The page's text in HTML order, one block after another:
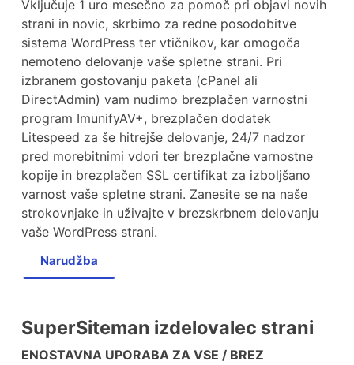
Vključuje 1 uro mesečno za pomoč pri objavi novih
strani in novic, skrbimo za redne posodobitve
sistema WordPress ter vtičnikov, kar omogoča
nemoteno delovanje vaše spletne strani. Pri
izbranem gostovanju paketa (cPanel ali
DirectAdmin) vam nudimo brezplačen varnostni
program ImunifyAV+, brezplačen dodatek
Litespeed za še hitrejše delovanje, 24/7 nadzor
pred morebitnimi vdori ter brezplačne varnostne
kopije in brezplačen SSL certifikat za izboljšano
varnost vaše spletne strani. Zanesite se na naše
strokovnjake in uživajte v brezskrbnem delovanju
vaše WordPress strani.
Narudžba
SuperSiteman izdelovalec strani
ENOSTAVNA UPORABA ZA VSE / BREZ